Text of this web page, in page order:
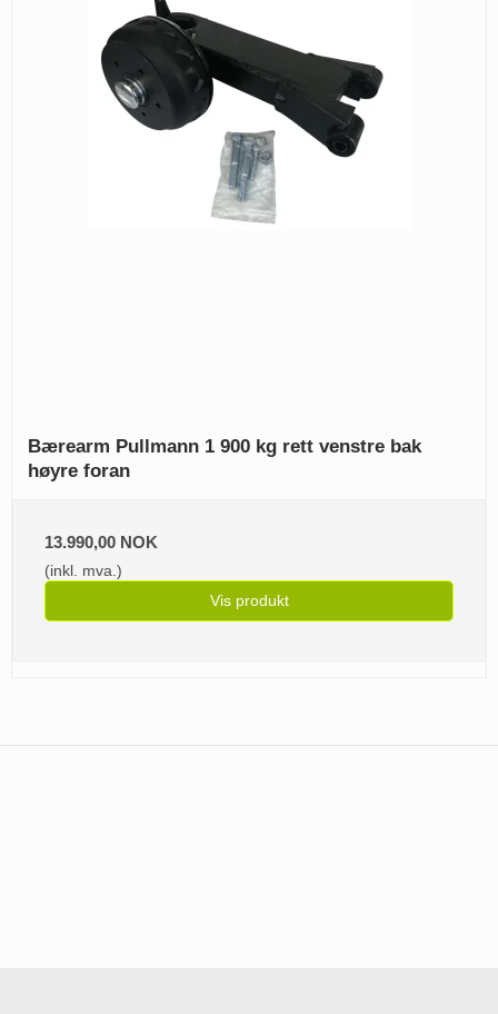
Bærearm Pullmann 1 900 kg rett venstre bak
høyre foran
13.990,00 NOK
(inkl. mva.)
Vis produkt